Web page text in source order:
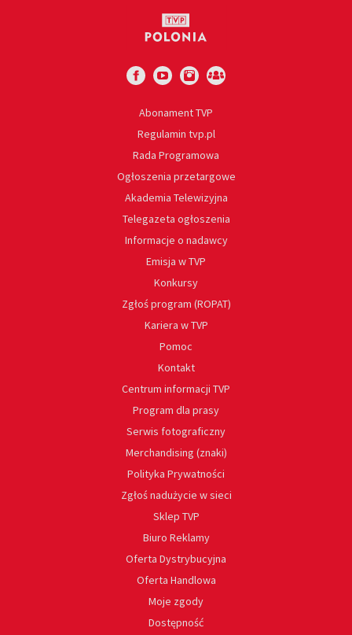
Abonament TVP
Regulamin tvp.pl
Rada Programowa
Ogłoszenia przetargowe
Akademia Telewizyjna
Telegazeta ogłoszenia
Informacje o nadawcy
Emisja w TVP
Konkursy
Zgłoś program (ROPAT)
Kariera w TVP
Pomoc
Kontakt
Centrum informacji TVP
Program dla prasy
Serwis fotograficzny
Merchandising (znaki)
Polityka Prywatności
Zgłoś nadużycie w sieci
Sklep TVP
Biuro Reklamy
Oferta Dystrybucyjna
Oferta Handlowa
Moje zgody
Dostępność